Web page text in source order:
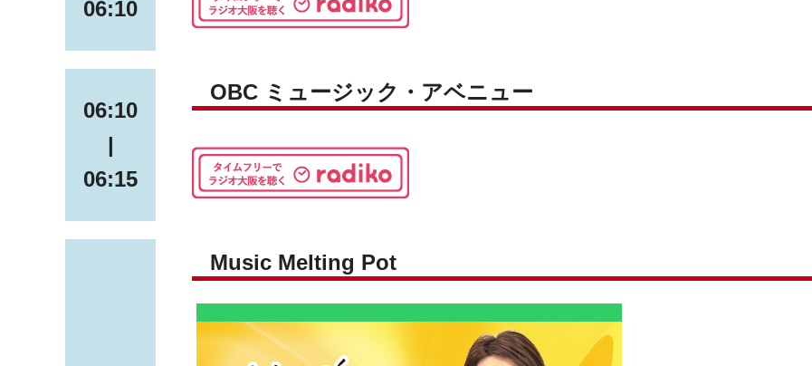
06:10
06:10
|
06:15
OBC ミュージック・アベニュー
Music Melting Pot